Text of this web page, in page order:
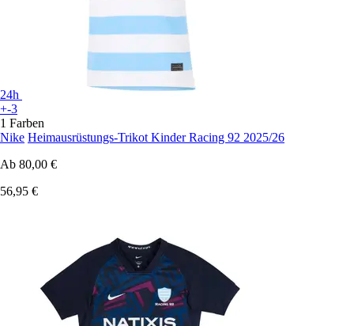
24h
+-3
1 Farben
Nike Heimausrüstungs-Trikot Kinder Racing 92 2025/26
Ab 80,00 €
56,95 €